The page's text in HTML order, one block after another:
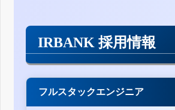
IRBANK 採用情報
フルスタックエンジニア